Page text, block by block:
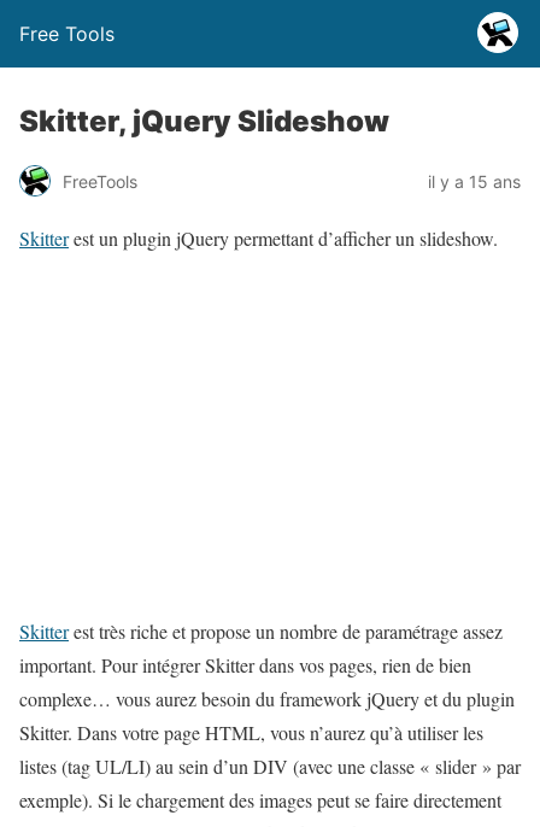
Free Tools
Skitter, jQuery Slideshow
FreeTools il y a 15 ans
Skitterest un plugin jQuery permettant d’afficher un slideshow.
Skitterest très riche et propose un nombre de paramétrage assez
important. Pour intégrer Skitter dans vos pages, rien de bien
complexe… vous aurez besoin du framework jQuery et du plugin
Skitter. Dans votre page HTML, vous n’aurez qu’à utiliser les
listes (tag UL/LI) au sein d’un DIV (avec une classe « slider » par
exemple). Si le chargement des images peut se faire directement